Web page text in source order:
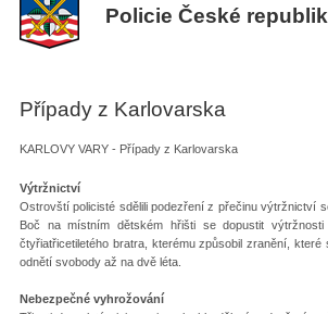
Policie České
Případy z Karlovarska
KARLOVY VARY - Případy z Karlovarska
Výtržnictví
Ostrovští policisté sdělili podezření z přečinu výtržnictví
Boč na místním dětském hřišti se dopustit
čtyřiatřicetiletého bratra, kterému způsobil zranění,
odnětí svobody až na dvě léta.
Nebezpečné vyhrožování